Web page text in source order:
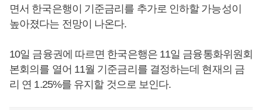
면서 한국은행이 기준금리를 추가로 인하할 가능성이
높아졌다는 전망이 나온다.
10일 금융권에 따르면 한국은행은 11일 금융통화위원회
본회의를 열어 11월 기준금리를 결정하는데 현재의 금
리 연 1.25%를 유지할 것으로 보인다.